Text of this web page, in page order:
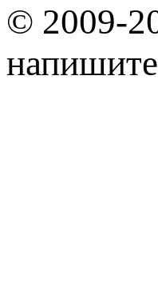
© 2009-